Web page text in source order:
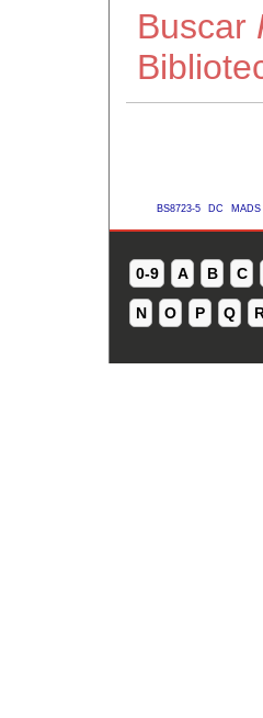
Buscar
BS8723-5 DC MADS
0-9 A B C
N O P Q